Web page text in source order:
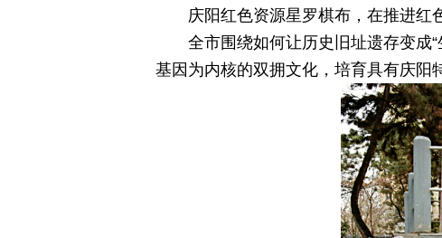
庆阳红色资源星罗棋布，在推进红
全市围绕如何让历史旧址遗存变成
基因为内核的双拥文化，培育具有庆阳